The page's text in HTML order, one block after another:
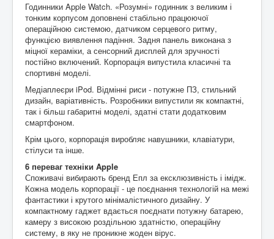
Годинники Apple Watch. «Розумні» годинник з великим і
тонким корпусом доповнені стабільно працюючої
операційною системою, датчиком серцевого ритму,
функцією виявлення падіння. Задня панель виконана з
міцної кераміки, а сенсорний дисплей для зручності
постійно включений. Корпорація випустила класичні та
спортивні моделі.
Медіаплеєри iPod. Відмінні риси - потужне ПЗ, стильний
дизайн, варіативність. Розробники випустили як компактні,
так і більш габаритні моделі, здатні стати додатковим
смартфоном.
Крім цього, корпорація виробляє навушники, клавіатури,
стілуси та інше.
6 переваг техніки Apple
Споживачі вибирають бренд Епл за ексклюзивність і імідж.
Кожна модель корпорації - це поєднання технологій на межі
фантастики і крутого мінімалістичного дизайну. У
компактному гаджет вдається поєднати потужну батарею,
камеру з високою роздільною здатністю, операційну
систему, в яку не проникне жоден вірус.